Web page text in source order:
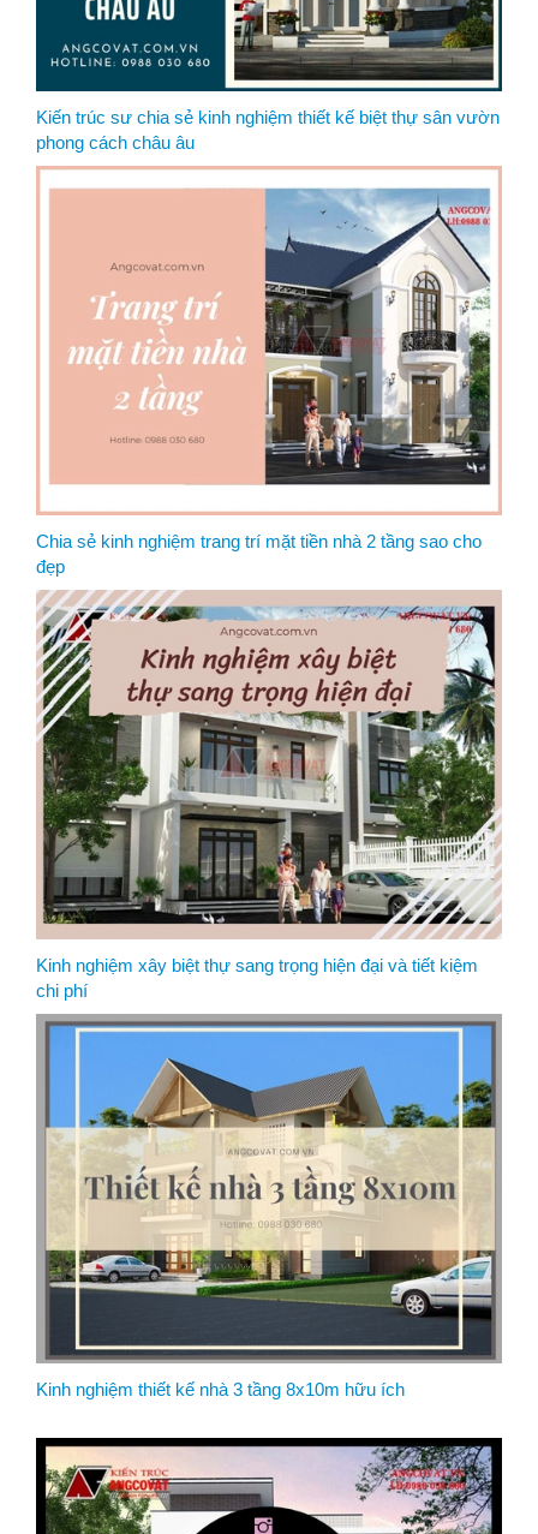
Kiến trúc sư chia sẻ kinh nghiệm thiết kế biệt thự sân vườn
phong cách châu âu
Chia sẻ kinh nghiệm trang trí mặt tiền nhà 2 tầng sao cho
đẹp
Kinh nghiệm xây biệt thự sang trọng hiện đại và tiết kiệm
chi phí
Kinh nghiệm thiết kế nhà 3 tầng 8x10m hữu ích